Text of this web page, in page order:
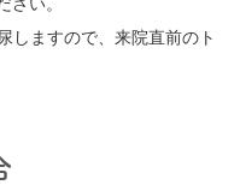
しますので、来院直前のト